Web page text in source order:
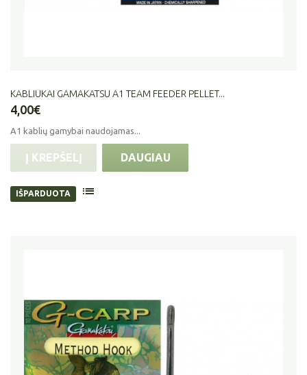
KABLIUKAI GAMAKATSU A1 TEAM FEEDER PELLET...
4,00€
A1 kablių gamybai naudojamas...
Į KREPŠELĮ DAUGIAU
IŠPARDUOTA